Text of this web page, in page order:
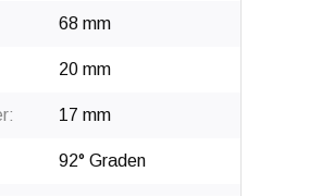
68 mm
20 mm
17 mm
92° Graden